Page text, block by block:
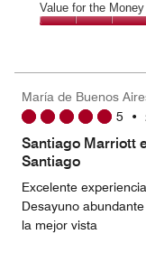
Value for the Money
4
out
of
María de Buenos
5 •
Santiago Marriott
Santiago
Excelente
Desayuno
la mejor vista